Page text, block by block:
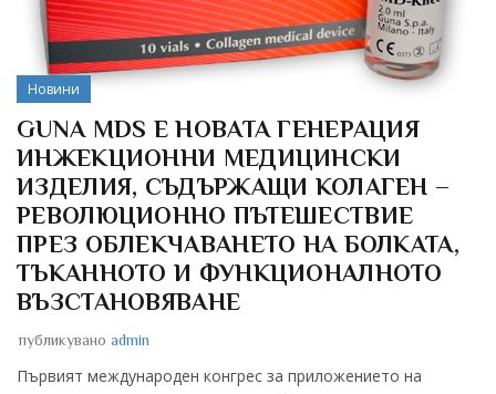
Новини
GUNA MDS E НОВАТА ГЕНЕРАЦИЯ
ИНЖЕКЦИОННИ МЕДИЦИНСКИ
ИЗДЕЛИЯ, СЪДЪРЖАЩИ КОЛАГЕН –
РЕВОЛЮЦИОННО ПЪТЕШЕСТВИЕ
ПРЕЗ ОБЛЕКЧАВАНЕТО НА БОЛКАТА,
ТЪКАННОТО И ФУНКЦИОНАЛНОТО
ВЪЗСТАНОВЯВАНЕ
публикувано admin
Първият международен конгрес за приложението на